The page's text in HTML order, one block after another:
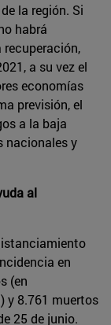
la región. Si
habrá
recuperación,
a su vez el
economías
previsión, el
a la baja
nacionales y
al
en
(en
y 8.761 muertos
25 de junio.